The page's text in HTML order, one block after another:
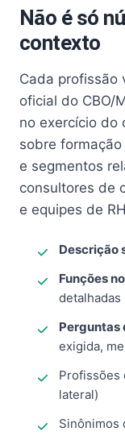
Não é só
contexto
Cada profissão
oficial do CBO/
no exercício do
sobre
e segmentos
consultores de
e equipes de
Descrição
Funções
detalhadas
Perguntas
exigida,
Profissões
lateral)
Sinônimos